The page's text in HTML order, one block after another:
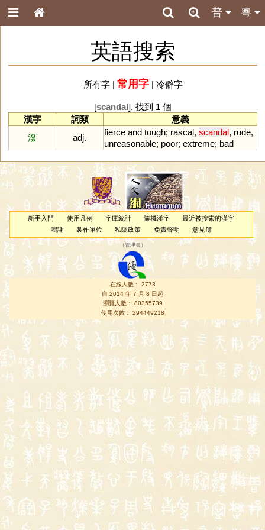
粵
普
英語搜索
所有字| 常用字| 冷僻字
[scandal], 找到 1 個
漢字
詞類
意義
潑
adj.
fierce and tough; rascal, scandal, rude,
unreasonable; poor; extreme; bad
新手入門 使用凡例 字庫統計 隨機漢字
最近被搜索的漢字
鳴謝
製作單位 私隱政策 免責聲明 意見簿
（管理員 ）
在線人數： 2773
自 2014 年 7 月 8 日起
瀏覽人數： 80355739
使用次數： 294449218